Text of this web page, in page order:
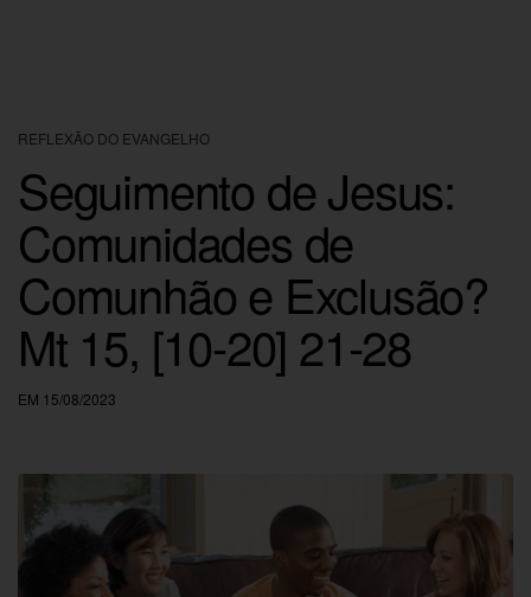
REFLEXÃO DO EVANGELHO
Seguimento de Jesus:
Comunidades de
Comunhão e Exclusão?
Mt 15, [10-20] 21-28
EM 15/08/2023